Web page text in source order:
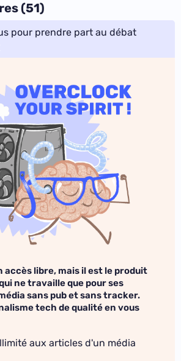
(51)
pour prendre part au débat
accès libre, mais il est le produit
ne travaille que pour ses
sans pub et sans tracker.
tech de qualité en vous
aux articles d'un média